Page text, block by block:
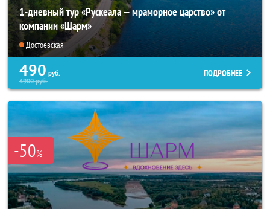
1-дневный тур «Рускеала — мраморное царство» от
компании «Шарм»
Достоевская
490 руб.
3900руб.
ПОДРОБНЕЕ
-50%